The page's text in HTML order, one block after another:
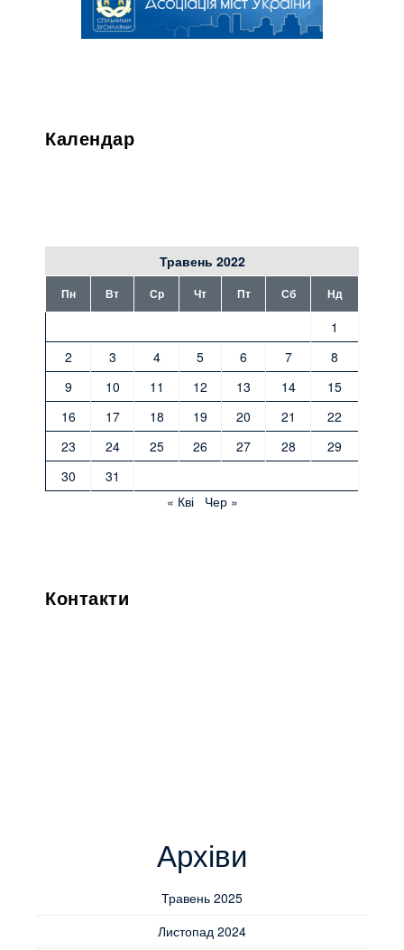
Календар
Травень 2022
Пн Вт Ср Чт Пт Сб Нд
1
2
3 4 5 6 7
8
9
10 11 12 13 14
15
16
17 18 19 20 21
22
23
24 25 26 27 28
29
30
31
« Кві
Чер »
Контакти
Архіви
Травень 2025
Листопад 2024